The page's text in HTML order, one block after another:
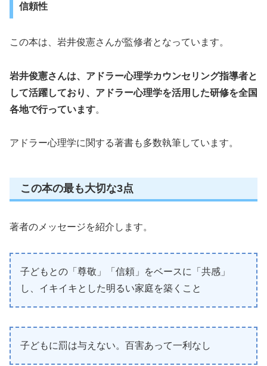
信頼性
この本は、岩井俊憲さんが監修者となっています。
岩井俊憲さんは、アドラー心理学カウンセリング指導者と
して活躍しており、アドラー心理学を活用した研修を全国
各地で行っています。
アドラー心理学に関する著書も多数執筆しています。
この本の最も大切な3点
著者のメッセージを紹介します。
子どもとの「尊敬」「信頼」をベースに「共感」
し、イキイキとした明るい家庭を築くこと
子どもに罰は与えない。百害あって一利なし